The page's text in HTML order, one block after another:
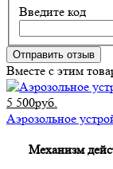
Введите код
Отправить отзыв
Вместе с этим
5 500руб.
Аэрозольное
Механизм